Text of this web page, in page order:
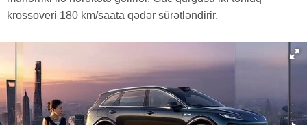
krossoveri 180 km/saata qədər sürətləndirir.